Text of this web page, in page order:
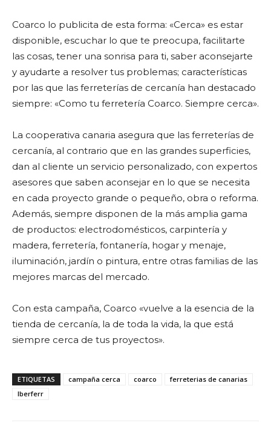
Coarco lo publicita de esta forma: «Cerca» es estar
disponible, escuchar lo que te preocupa, facilitarte
las cosas, tener una sonrisa para ti, saber aconsejarte
y ayudarte a resolver tus problemas; características
por las que las ferreterías de cercanía han destacado
siempre: «Como tu ferretería Coarco. Siempre cerca».
La cooperativa canaria asegura que las ferreterías de
cercanía, al contrario que en las grandes superficies,
dan al cliente un servicio personalizado, con expertos
asesores que saben aconsejar en lo que se necesita
en cada proyecto grande o pequeño, obra o reforma.
Además, siempre disponen de la más amplia gama
de productos: electrodomésticos, carpintería y
madera, ferretería, fontanería, hogar y menaje,
iluminación, jardín o pintura, entre otras familias de las
mejores marcas del mercado.
Con esta campaña, Coarco «vuelve a la esencia de la
tienda de cercanía, la de toda la vida, la que está
siempre cerca de tus proyectos».
ETIQUETAS campaña cerca coarco
ferreterias de canarias
Iberferr